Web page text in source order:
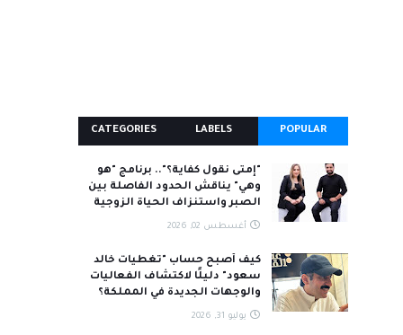
POPULAR
LABELS
CATEGORIES
"إمتى نقول كفاية؟".. برنامج "هو
وهي" يناقش الحدود الفاصلة بين
الصبر واستنزاف الحياة الزوجية
أغسطس 02, 2026
كيف أصبح حساب "تغطيات خالد
سعود" دليلًا لاكتشاف الفعاليات
والوجهات الجديدة في المملكة؟
يوليو 31, 2026